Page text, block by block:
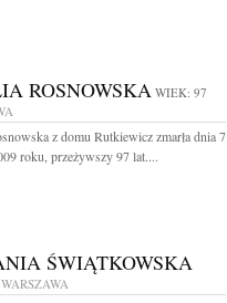
ROSNOWSKA WIEK: 97
z domu Rutkiewicz zmarła dnia 7
roku, przeżywszy 97 lat....
ŚWIĄTKOWSKA
WARSZAWA